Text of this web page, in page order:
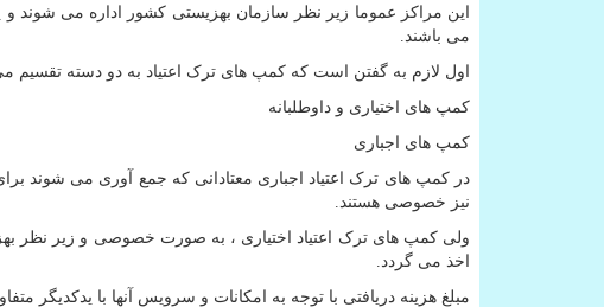
این مراکز عموما زیر نظر سازمان بهزیستی کشور اداره می شوند
می باشند.
اول لازم به گفتن است که کمپ های ترک اعتیاد به دو دسته تقسیم
کمپ های اختیاری و داوطلبانه
کمپ های اجباری
در کمپ های ترک اعتیاد اجباری معتادانی که جمع آوری می شوند
نیز خصوصی هستند.
ولی کمپ های ترک اعتیاد اختیاری ، به صورت خصوصی و زیر نظر
اخذ می گردد.
مبلغ هزینه دریافتی با توجه به امکانات و سرویس آنها با یدکدیگر